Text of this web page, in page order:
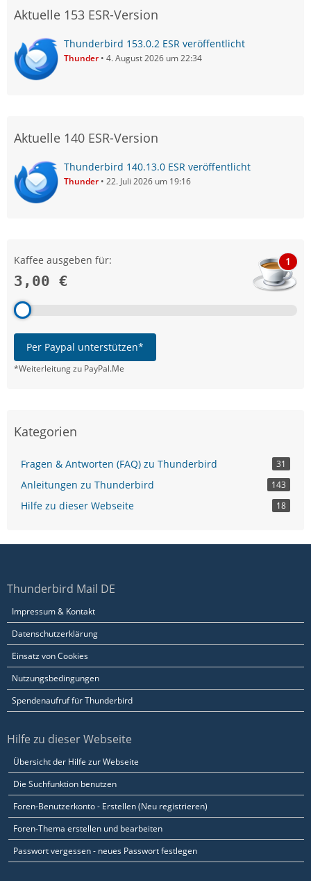
Aktuelle 153 ESR-Version
Thunderbird 153.0.2 ESR veröffentlicht
Thunder 4. August 2026 um 22:34
Aktuelle 140 ESR-Version
Thunderbird 140.13.0 ESR veröffentlicht
Thunder 22. Juli 2026 um 19:16
Kaffee ausgeben für:
3,00 €
1
Per Paypal unterstützen*
*Weiterleitung zu PayPal.Me
Kategorien
Fragen & Antworten (FAQ) zu Thunderbird 31
Anleitungen zu Thunderbird 143
Hilfe zu dieser Webseite 18
Thunderbird Mail DE
Impressum & Kontakt
Datenschutzerklärung
Einsatz von Cookies
Nutzungsbedingungen
Spendenaufruf für Thunderbird
Hilfe zu dieser Webseite
Übersicht der Hilfe zur Webseite
Die Suchfunktion benutzen
Foren-Benutzerkonto - Erstellen (Neu registrieren)
Foren-Thema erstellen und bearbeiten
Passwort vergessen - neues Passwort festlegen